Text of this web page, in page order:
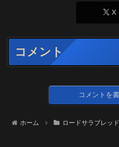
X
コメント
コメントを
ホーム ロードサラブレッ